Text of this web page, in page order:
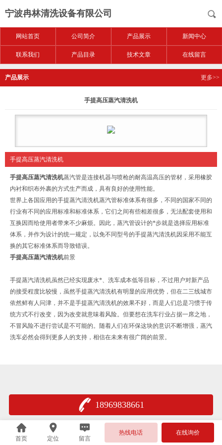
宁波冉林清洗设备有限公司
网站首页 公司简介 产品展示 新闻中心
联系我们 产品目录 技术文章 在线留言
产品展示 更多>>
手提高压蒸汽清洗机
手提高压蒸汽清洗机
手提高压蒸汽清洗机蒸汽管是连接机器与喷枪的耐高温高压的管材，采用橡胶
内衬和织布外裹的方式生产而成，具有良好的使用性能。
世界上各国应用的手提蒸汽清洗机蒸汽管标准体系有很多，不同的国家不同的
行业有不同的应用标准和标准体系，它们之间有些相差很多，无法配套使用和
互换因而给使用者带来不少麻烦。因此，蒸汽管设计的*步就是选择应用标准
体系，并作为设计的统一规定，以免不同型号的手提蒸汽清洗机因采用不能互
换的其它标准体系而导致错误。
手提高压蒸汽清洗机前景
手提蒸汽清洗机虽然已经实现废水*、洗车成本低等目标，不过用户对新产品
的接受程度比较慢，虽然手提蒸汽清洗机有明显的应用优势，但在二三线城市
依然鲜有人问津，并不是手提蒸汽清洗机的效果不好，而是人们总是习惯于传
统方式不行改变，因为改变就意味着风险。但要想在洗车行业占据一席之地，
不冒风险不进行尝试是不可能的。随着人们在环保这块的意识不断增强，蒸汽
洗车必然会得到更多人的支持，相信在未来有很广阔的前景。
18969838661
首页 定位 留言
热线电话 在线询价